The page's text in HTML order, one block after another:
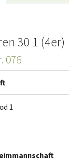
30 1 (4er)
076
1